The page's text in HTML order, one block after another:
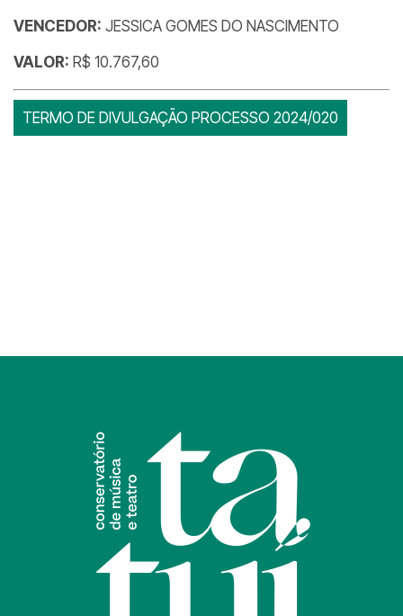
VENCEDOR: JESSICA GOMES DO NASCIMENTO
VALOR: R$ 10.767,60
TERMO DE DIVULGAÇÃO PROCESSO 2024/020